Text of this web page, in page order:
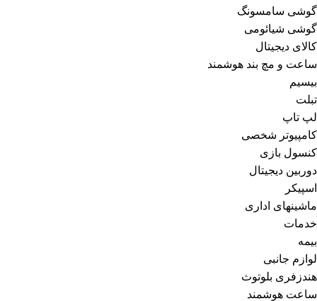
گوشی سامسونگ
گوشی شیائومی
کالای دیجیتال
ساعت و مچ بند هوشمند
بیسیم
تبلت
لپ تاپ
کامپیوتر شخصی
کنسول بازی
دوربین دیجیتال
اسپیکر
ماشینهای اداری
خدمات
بیمه
لوازم جانبی
هندزفری بلوتوث
ساعت هوشمند